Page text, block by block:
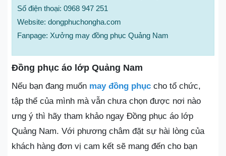
Số điện thoại: 0968 947 251
Website: dongphuchongha.com
Fanpage: Xưởng may đồng phục Quảng Nam
Đồng phục áo lớp Quảng Nam
Nếu bạn đang muốn may đồng phục cho tổ chức,
tập thể của mình mà vẫn chưa chọn được nơi nào
ưng ý thì hãy tham khảo ngay Đồng phục áo lớp
Quảng Nam. Với phương châm đặt sự hài lòng của
khách hàng đơn vị cam kết sẽ mang đến cho bạn